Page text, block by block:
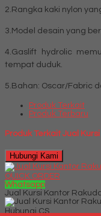
2.Rangka kaki nylon
3.Model desain yang
4.Gaslift hydrolic
tempat duduk.
5.Bahan: Oscar/Fabric
Produk Terkait
Produk Terbaru
Produk Terkait Jual
Hubungi Kami
QUICK ORDER
Whatsapp
Jual Kursi Kantor
Hubungi CS